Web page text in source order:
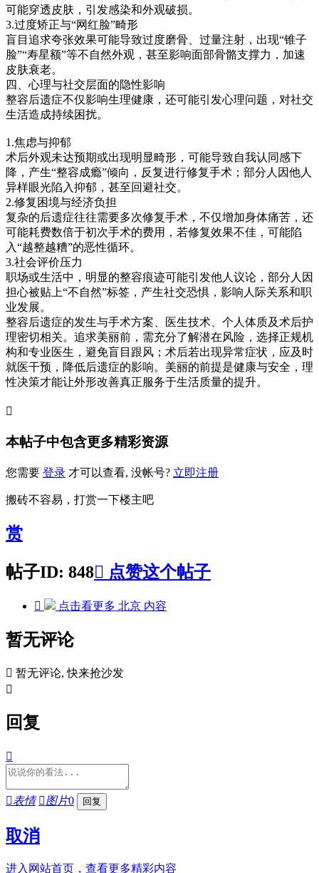
可能穿透皮肤，引发感染和外观破损。
3.过度矫正与“网红脸”畸形
盲目追求夸张效果可能导致过度磨骨、过量注射，出现“锥子
脸”“寿星额”等不自然外观，甚至影响面部骨骼支撑力，加速
皮肤衰老。
四、心理与社交层面的隐性影响
整容后遗症不仅影响生理健康，还可能引发心理问题，对社交
生活造成持续困扰。
1.焦虑与抑郁
术后外观未达预期或出现明显畸形，可能导致自我认同感下
降，产生“整容成瘾”倾向，反复进行修复手术；部分人因他人
异样眼光陷入抑郁，甚至回避社交。
2.修复困境与经济负担
复杂的后遗症往往需要多次修复手术，不仅增加身体痛苦，还
可能耗费数倍于初次手术的费用，若修复效果不佳，可能陷
入“越整越糟”的恶性循环。
3.社会评价压力
职场或生活中，明显的整容痕迹可能引发他人议论，部分人因
担心被贴上“不自然”标签，产生社交恐惧，影响人际关系和职
业发展。
整容后遗症的发生与手术方案、医生技术、个人体质及术后护
理密切相关。追求美丽前，需充分了解潜在风险，选择正规机
构和专业医生，避免盲目跟风；术后若出现异常症状，应及时
就医干预，降低后遗症的影响。美丽的前提是健康与安全，理
性决策才能让外形改善真正服务于生活质量的提升。

本帖子中包含更多精彩资源
您需要 登录 才可以查看, 没帐号? 立即注册
搬砖不容易，打赏一下楼主吧
赏
帖子ID: 848 点赞这个帖子
 点击看更多 北京 内容
暂无评论
 暂无评论, 快来抢沙发

回复

表情 图片0
取消
进入网站首页，查看更多精彩内容